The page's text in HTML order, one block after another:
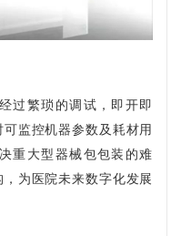
过繁琐的调试，即开即
监控机器参数及耗材用
重大型器械包包装的难
为医院未来数字化发展